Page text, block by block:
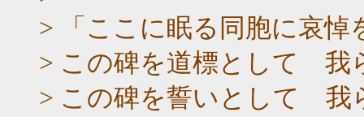
> 「ここに眠る同胞に哀悼
> この碑を道標として 我
> この碑を誓いとして 我